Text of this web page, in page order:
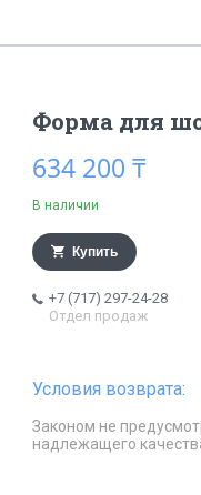
Форма для
634 200 ₸
В наличии
Купить
+7 (717) 297-24-28
Отдел продаж
Законом не
надлежащего